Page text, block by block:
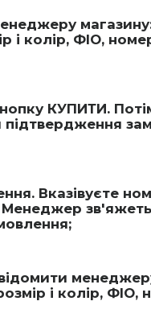
і колір, ФІО,
КУПИТИ.
Вказівуєте
Менеджер
і колір, ФІО,